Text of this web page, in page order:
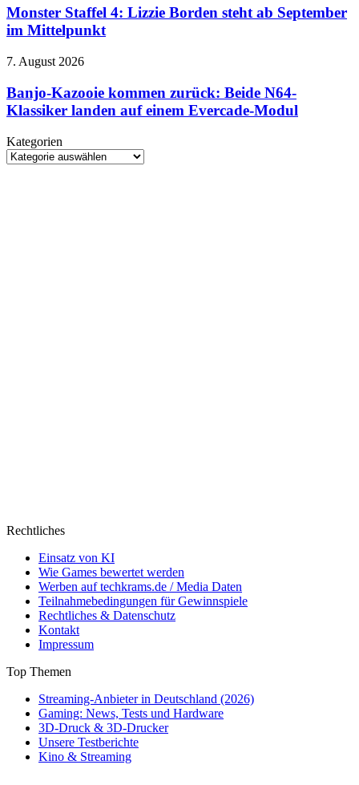
4:
Lizzie
Borden
ab
im
Mittelpunkt
Monster Staffel 4: Lizzie Borden steht ab September
im Mittelpunkt
Banjo-
kommen
zurück:
Beide
Klassiker
landen
7. August 2026
Banjo-Kazooie kommen zurück: Beide N64-
Klassiker landen auf einem Evercade-Modul
Kategorien
Kategorien
Rechtliches
Einsatz von KI
Wie Games bewertet werden
Werben auf techkrams.de / Media Daten
Teilnahmebedingungen für Gewinnspiele
Rechtliches & Datenschutz
Kontakt
Impressum
Top Themen
Streaming-Anbieter in Deutschland (2026)
Gaming: News, Tests und Hardware
3D-Druck & 3D-Drucker
Unsere Testberichte
Kino & Streaming